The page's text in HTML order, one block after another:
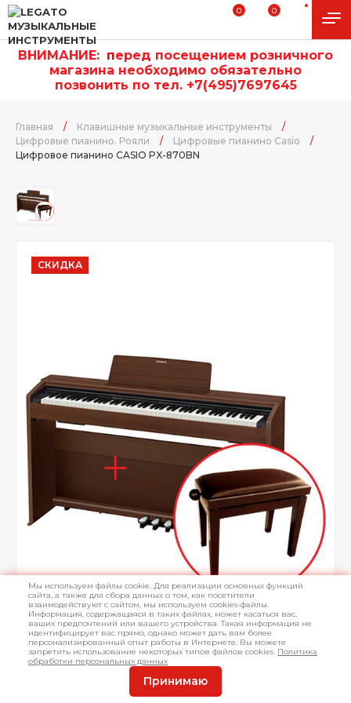
0 0
ВНИМАНИЕ: перед посещением розничного
магазина необходимо обязательно
позвонить по тел. +7(495)7697645
Главная / Клавишные музыкальные инструменты
/
Цифровые пианино. Рояли
/ Цифровые пианино Casio
/
Цифровое пианино CASIO PX-870BN
СКИДКА
Мы используем файлы cookie. Для реализации основных функций
сайта, а также для сбора данных о том, как посетители
взаимодействуют с сайтом, мы используем cookies-файлы.
Информация, содержащаяся в таких файлах, может касаться вас,
ваших предпочтений или вашего устройства. Такая информация не
идентифицирует вас прямо, однако может дать вам более
персонализированный опыт работы в Интернете. Вы можете
запретить использование некоторых типов файлов cookies. Политика
обработки персональных данных
Принимаю